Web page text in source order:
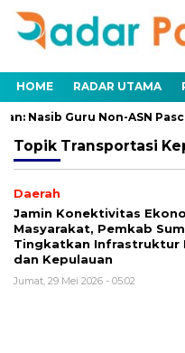
HOME RADAR UTAMA
Nasib Guru Non-ASN
Topik Transportasi
Daerah
Jamin Konektivitas
Masyarakat, Pemkab
Tingkatkan Infrastruktur
dan Kepulauan
Jumat, 29 Mei 2026 - 05:02